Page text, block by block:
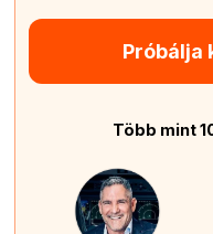
Próbálja
Több mint